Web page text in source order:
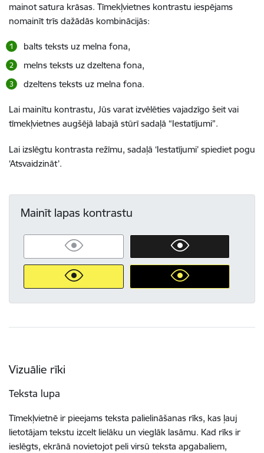
mainot satura krāsas. Tīmekļvietnes kontrastu iespējams
nomainīt trīs dažādās kombinācijās:
balts teksts uz melna fona,
melns teksts uz dzeltena fona,
dzeltens teksts uz melna fona.
Lai mainītu kontrastu, Jūs varat izvēlēties vajadzīgo šeit vai
tīmekļvietnes augšējā labajā stūrī sadaļā “Iestatījumi”.
Lai izslēgtu kontrasta režīmu, sadaļā ‘Iestatījumi’ spiediet pogu
‘Atsvaidzināt’.
Mainīt lapas kontrastu
Vizuālie rīki
Teksta lupa
Tīmekļvietnē ir pieejams teksta palielināšanas rīks, kas ļauj
lietotājam tekstu izcelt lielāku un vieglāk lasāmu. Kad rīks ir
ieslēgts, ekrānā novietojot peli virsū teksta apgabaliem,